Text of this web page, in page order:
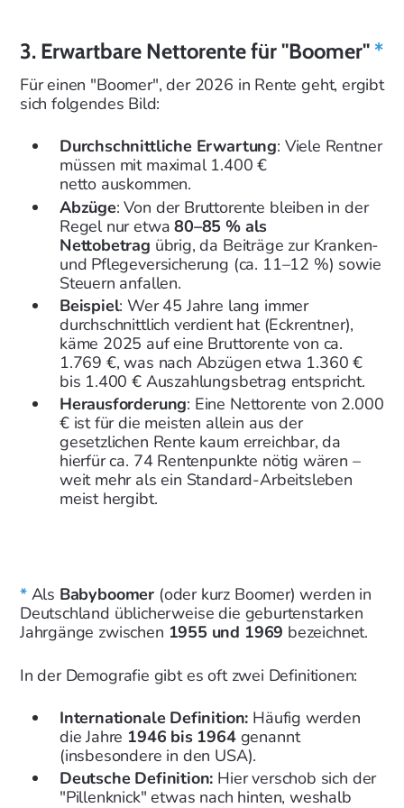
3. Erwartbare Nettorente für "Boomer" *
Für einen "Boomer", der 2026 in Rente geht, ergibt
sich folgendes Bild:
Durchschnittliche Erwartung: Viele Rentner
müssen mit maximal 1.400 €
netto auskommen.
Abzüge: Von der Bruttorente bleiben in der
Regel nur etwa80–85 % als
Nettobetrag übrig, da Beiträge zur Kranken-
und Pflegeversicherung (ca. 11–12 %) sowie
Steuern anfallen.
Beispiel: Wer 45 Jahre lang immer
durchschnittlich verdient hat (Eckrentner),
käme 2025 auf eine Bruttorente von ca.
1.769 €, was nach Abzügen etwa 1.360 €
bis 1.400 € Auszahlungsbetrag entspricht.
Herausforderung: Eine Nettorente von 2.000
€ ist für die meisten allein aus der
gesetzlichen Rente kaum erreichbar, da
hierfür ca. 74 Rentenpunkte nötig wären –
weit mehr als ein Standard-Arbeitsleben
meist hergibt.
*Als Babyboomer (oder kurz Boomer) werden in
Deutschland üblicherweise die geburtenstarken
Jahrgänge zwischen 1955 und 1969 bezeichnet.
In der Demografie gibt es oft zwei Definitionen:
Internationale Definition: Häufig werden
die Jahre 1946 bis 1964genannt
(insbesondere in den USA).
Deutsche Definition: Hier verschob sich der
"Pillenknick" etwas nach hinten, weshalb